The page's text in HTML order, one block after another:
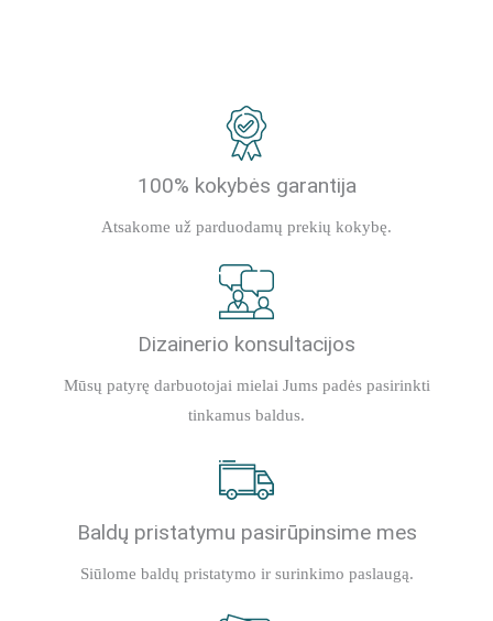
100% kokybės garantija
Atsakome už parduodamų prekių kokybę.
Dizainerio konsultacijos
Mūsų patyrę darbuotojai mielai Jums padės pasirinkti
tinkamus baldus.
Baldų pristatymu pasirūpinsime mes
Siūlome baldų pristatymo ir surinkimo paslaugą.